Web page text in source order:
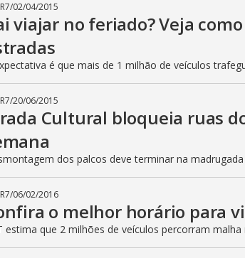
/02/04/2015
viajar no feriado? Veja
é que mais de 1 milhão de veículos
/20/06/2015
Cultural bloqueia ruas
dos palcos deve terminar na
/06/02/2016
o melhor horário para
estima que 2 milhões de veículos percorram